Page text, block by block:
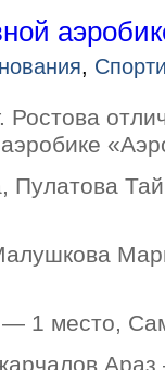
2023
,
Пулатова
1 место,